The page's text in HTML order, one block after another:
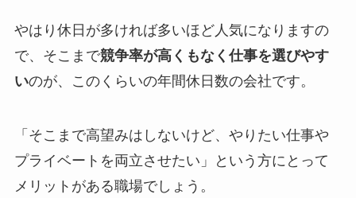
やはり休日が多ければ多いほど人気になりますの
で、そこまで競争率が高くもなく仕事を選びやす
いのが、このくらいの年間休日数の会社です。
「そこまで高望みはしないけど、やりたい仕事や
プライベートを両立させたい」という方にとって
メリットがある職場でしょう。